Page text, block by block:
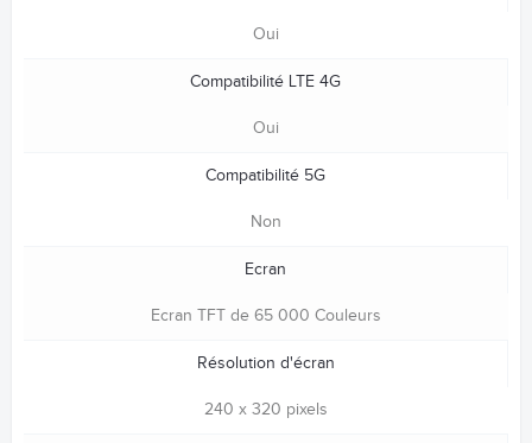
Oui
Compatibilité LTE 4G
Oui
Compatibilité 5G
Non
Ecran
Ecran TFT de 65 000 Couleurs
Résolution d'écran
240 x 320 pixels